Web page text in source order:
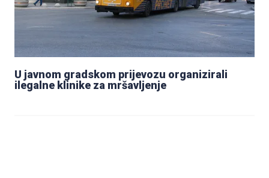
U javnom gradskom prijevozu organizirali
ilegalne klinike za mršavljenje